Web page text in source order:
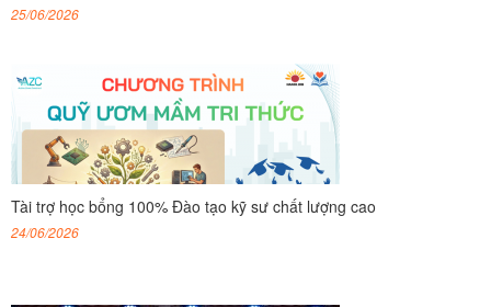
25/06/2026
Tài trợ học bổng 100% Đào tạo kỹ sư chất lượng cao
24/06/2026